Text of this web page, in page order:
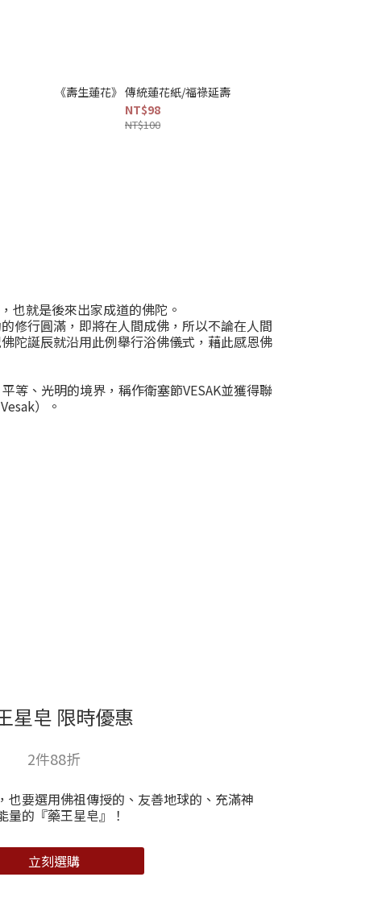
《壽生蓮花》 傳統蓮花紙/福祿延壽
NT$98
NT$100
也就是後來出家成道的佛陀。
修行圓滿，即將在人間成佛，所以不論在人間
陀誕辰就沿用此例舉行浴佛儀式，藉此感恩佛
等、光明的境界，稱作衛塞節VESAK並獲得聯
）。
星皂 限時優惠
2件88折
也要選用佛祖傳授的、友善地球的、充滿神
量的『藥王星皂』！
立刻選購